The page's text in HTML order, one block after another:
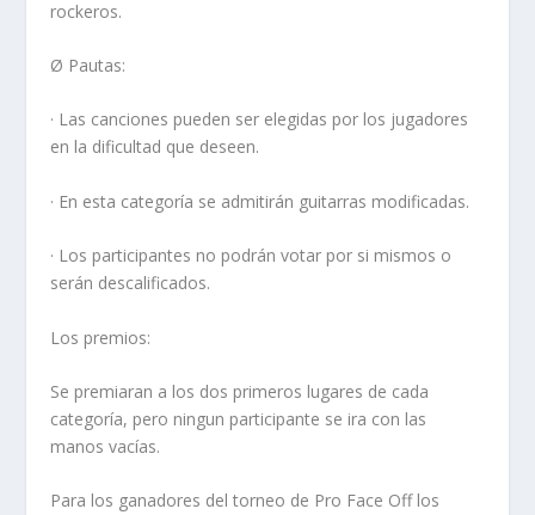
rockeros.
Ø Pautas:
· Las canciones pueden ser elegidas por los jugadores
en la dificultad que deseen.
· En esta categoría se admitirán guitarras modificadas.
· Los participantes no podrán votar por si mismos o
serán descalificados.
Los premios:
Se premiaran a los dos primeros lugares de cada
categoría, pero ningun participante se ira con las
manos vacías.
Para los ganadores del torneo de Pro Face Off los